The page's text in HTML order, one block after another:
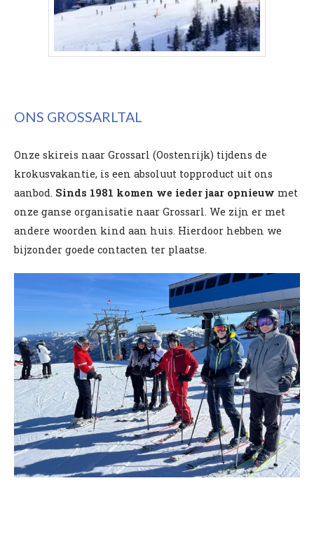
ONS GROSSARLTAL
Onze skireis naar Grossarl (Oostenrijk) tijdens de
krokusvakantie, is een absoluut topproduct uit ons
aanbod. Sinds 1981 komen we ieder jaar opnieuw met
onze ganse organisatie naar Grossarl. We zijn er met
andere woorden kind aan huis. Hierdoor hebben we
bijzonder goede contacten ter plaatse.